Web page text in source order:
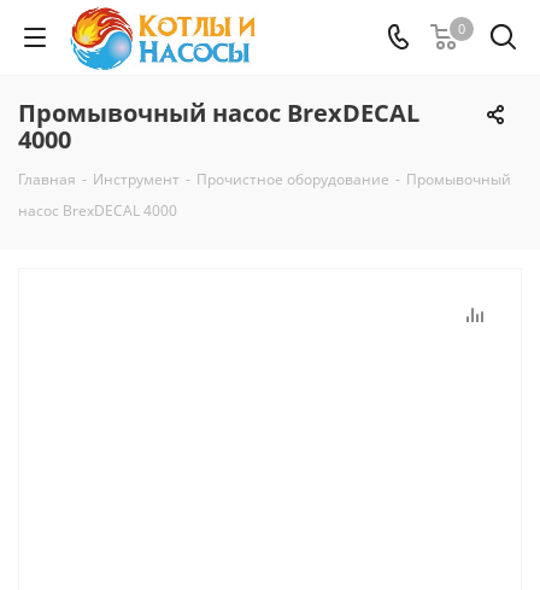
0
Промывочный насос BrexDECAL
4000
Главная - Инструмент - Прочистное оборудование - Промывочный
насос BrexDECAL 4000